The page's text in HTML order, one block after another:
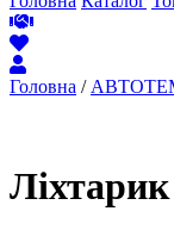
Головна /